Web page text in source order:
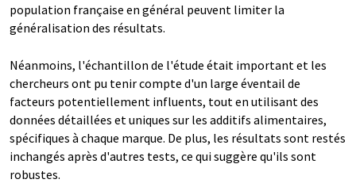
population française en général peuvent limiter la
généralisation des résultats.
Néanmoins, l'échantillon de l'étude était important et les
chercheurs ont pu tenir compte d'un large éventail de
facteurs potentiellement influents, tout en utilisant des
données détaillées et uniques sur les additifs alimentaires,
spécifiques à chaque marque. De plus, les résultats sont restés
inchangés après d'autres tests, ce qui suggère qu'ils sont
robustes.